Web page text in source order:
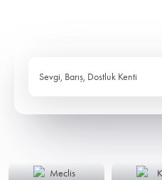
Sevgi, Barış, Dostluk Kenti